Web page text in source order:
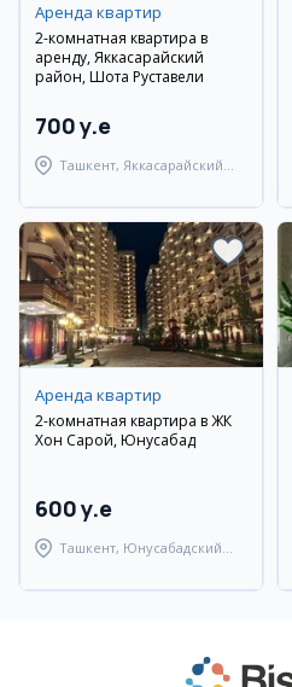
Аренда квартир
2-комнатная квартира в
аренду, Яккасарайский
район, Шота Руставели
700 y.e
Ташкент, Яккасарайский
Аренда квартир
2-комнатная квартира в ЖК
Хон Сарой, Юнусабад
600 y.e
Ташкент, Юнусабадский